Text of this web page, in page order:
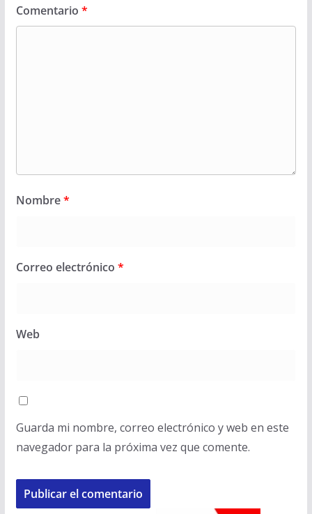
Comentario *
Nombre*
Correo electrónico *
Web
Guarda mi nombre, correo electrónico y web en este
navegador para la próxima vez que comente.